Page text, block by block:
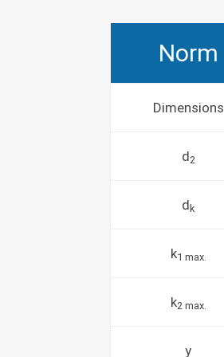
Norm
Dimensions
d2
dk
k1 max.
k2 max.
y